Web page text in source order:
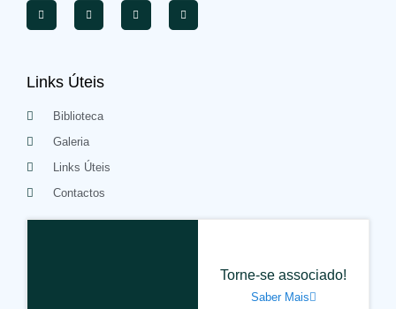
Links Úteis
Biblioteca
Galeria
Links Úteis
Contactos
Torne-se associado!
Saber Mais